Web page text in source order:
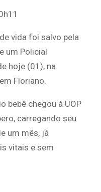
vida foi salvo pela
um Policial
hoje (01), na
Floriano.
bebê chegou à UOP
carregando seu
um mês, já
vitais e sem